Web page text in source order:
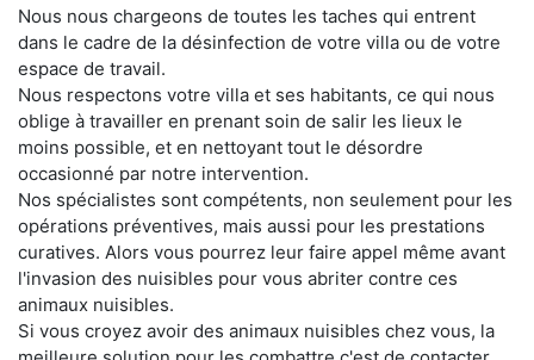
Nous nous chargeons de toutes les taches qui entrent
dans le cadre de la désinfection de votre villa ou de votre
espace de travail.
Nous respectons votre villa et ses habitants, ce qui nous
oblige à travailler en prenant soin de salir les lieux le
moins possible, et en nettoyant tout le désordre
occasionné par notre intervention.
Nos spécialistes sont compétents, non seulement pour les
opérations préventives, mais aussi pour les prestations
curatives. Alors vous pourrez leur faire appel même avant
l'invasion des nuisibles pour vous abriter contre ces
animaux nuisibles.
Si vous croyez avoir des animaux nuisibles chez vous, la